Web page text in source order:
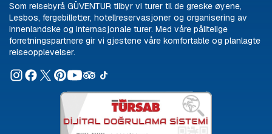
Som reisebyrå GÜVENTUR tilbyr vi turer til de greske øyene,
Lesbos, fergebilletter, hotellreservasjoner og organisering av
innenlandske og internasjonale turer. Med våre pålitelige
forretningspartnere gir vi gjestene våre komfortable og planlagte
reiseopplevelser.